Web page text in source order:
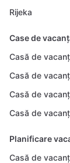
Rijeka
Case de
Casă de
Casă de
Casă de
Casă de
Planificare
Casă de